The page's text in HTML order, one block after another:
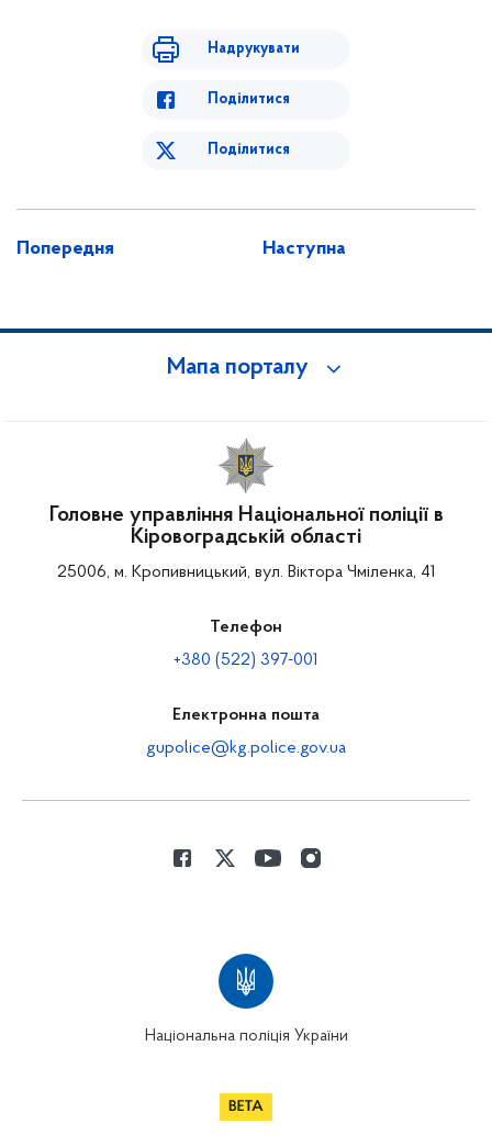
Надрукувати
Поділитися
Поділитися
Попередня Наступна
Мапа порталу
Головне управління Національної поліції в
Кіровоградській області
25006, м. Кропивницький, вул. Віктора Чміленка, 41
Телефон
+380 (522) 397-001
Електронна пошта
gupolice@kg.police.gov.ua
Національна поліція України